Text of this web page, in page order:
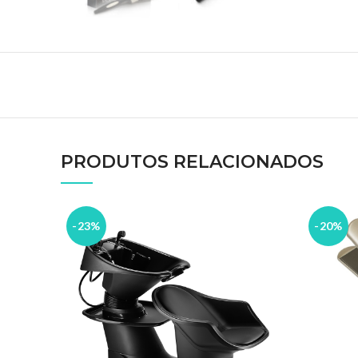
PRODUTOS RELACIONADOS
-23% -20%